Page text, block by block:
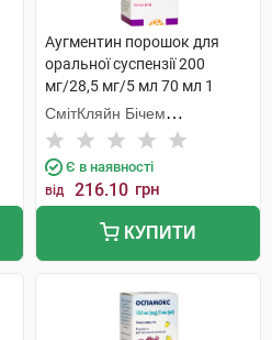
Аугментин порошок для
оральної суспензії 200
мг/28,5 мг/5 мл 70 мл 1
флакон
СмітКляйн Бічем
Фармасьютикалс
Є в наявності
від 216.10 грн
КУПИТИ